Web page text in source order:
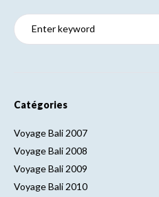
Catégories
Voyage Bali 2007
Voyage Bali 2008
Voyage Bali 2009
Voyage Bali 2010